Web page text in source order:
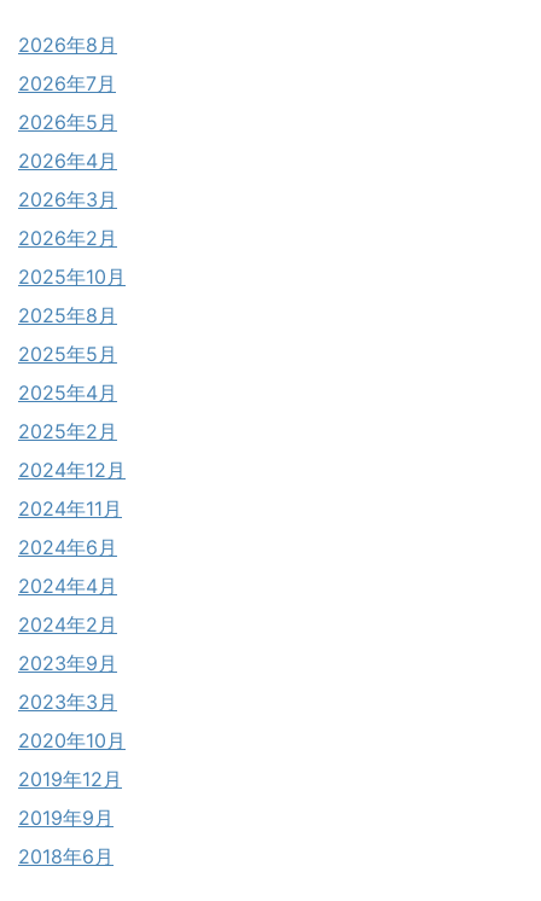
2026年8月
2026年7月
2026年5月
2026年4月
2026年3月
2026年2月
2025年10月
2025年8月
2025年5月
2025年4月
2025年2月
2024年12月
2024年11月
2024年6月
2024年4月
2024年2月
2023年9月
2023年3月
2020年10月
2019年12月
2019年9月
2018年6月